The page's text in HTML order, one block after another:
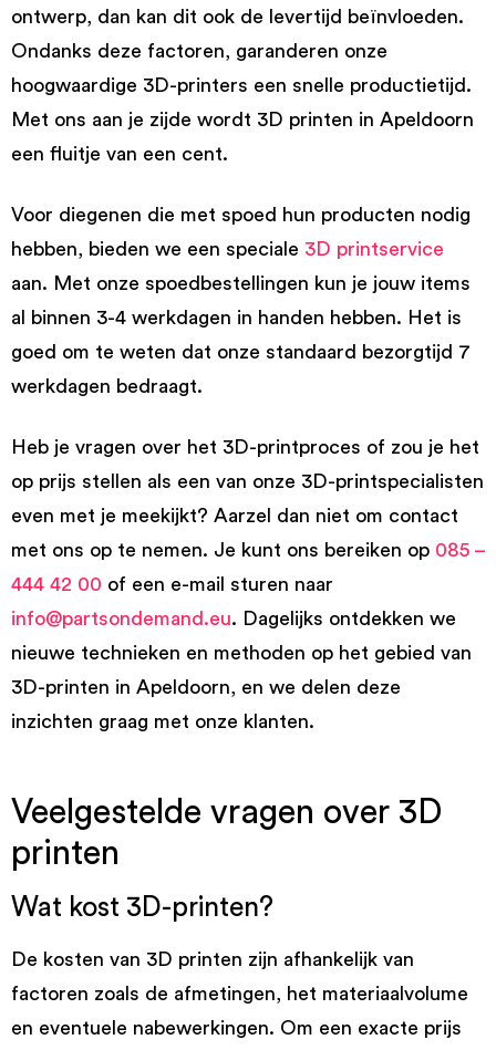
ontwerp, dan kan dit ook de levertijd beïnvloeden.
Ondanks deze factoren, garanderen onze
hoogwaardige 3D-printers een snelle productietijd.
Met ons aan je zijde wordt 3D printen in Apeldoorn
een fluitje van een cent.
Voor diegenen die met spoed hun producten nodig
hebben, bieden we een speciale 3D printservice
aan. Met onze spoedbestellingen kun je jouw items
al binnen 3-4 werkdagen in handen hebben. Het is
goed om te weten dat onze standaard bezorgtijd 7
werkdagen bedraagt.
Heb je vragen over het 3D-printproces of zou je het
op prijs stellen als een van onze 3D-printspecialisten
even met je meekijkt? Aarzel dan niet om contact
met ons op te nemen. Je kunt ons bereiken op 085 –
444 42 00 of een e-mail sturen naar
info@partsondemand.eu. Dagelijks ontdekken we
nieuwe technieken en methoden op het gebied van
3D-printen in Apeldoorn, en we delen deze
inzichten graag met onze klanten.
Veelgestelde vragen over 3D
printen
Wat kost 3D-printen?
De kosten van 3D printen zijn afhankelijk van
factoren zoals de afmetingen, het materiaalvolume
en eventuele nabewerkingen. Om een exacte prijs